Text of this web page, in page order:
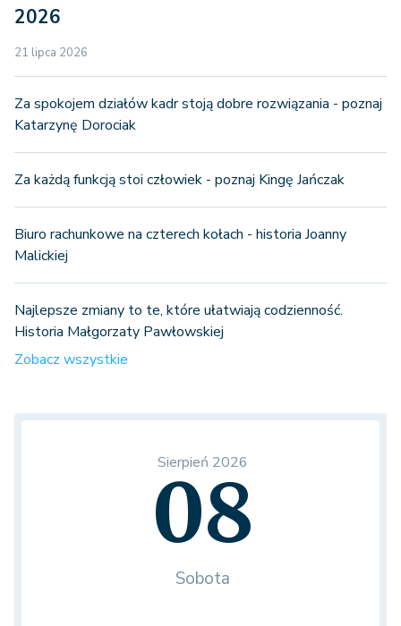
2026
21 lipca 2026
Za spokojem działów kadr stoją dobre rozwiązania - poznaj
Katarzynę Dorociak
Za każdą funkcją stoi człowiek - poznaj Kingę Jańczak
Biuro rachunkowe na czterech kołach - historia Joanny
Malickiej
Najlepsze zmiany to te, które ułatwiają codzienność.
Historia Małgorzaty Pawłowskiej
Zobacz wszystkie
Sierpień 2026
08
Sobota